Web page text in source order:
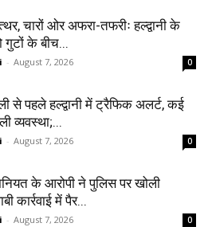
चारों ओर अफरा-तफरीः हल्द्वानी के
गुटों के बीच...
- August 7, 2026 0
से पहले हल्द्वानी में ट्रैफिक अलर्ट, कई
व्यवस्था;...
- August 7, 2026 0
के आरोपी ने पुलिस पर खोली
कार्रवाई में पैर...
- August 7, 2026 0